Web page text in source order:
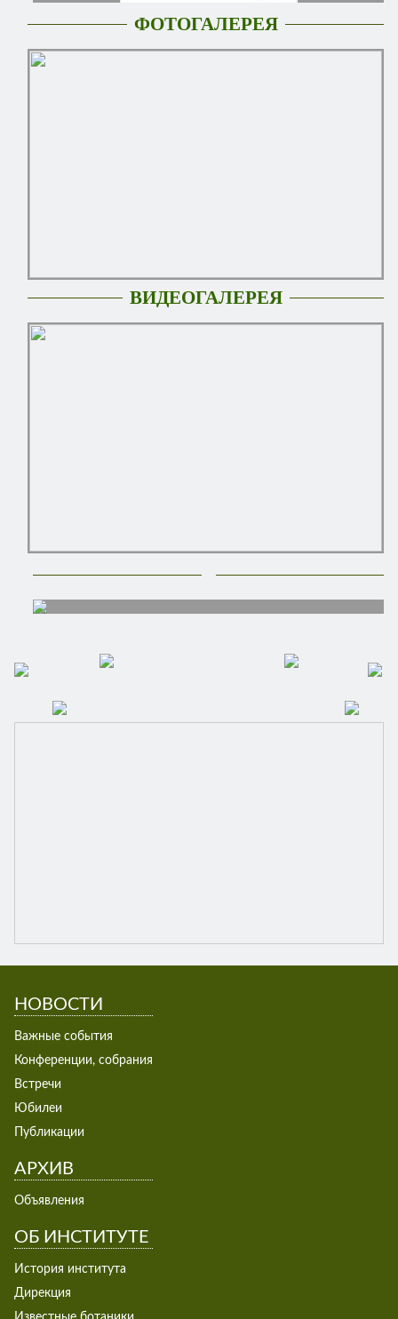
ФОТОГАЛЕРЕЯ
ВИДЕОГАЛЕРЕЯ
НОВОСТИ
Важные события
Конференции, собрания
Встречи
Юбилеи
Публикации
АРХИВ
Объявления
ОБ ИНСТИТУТЕ
История института
Дирекция